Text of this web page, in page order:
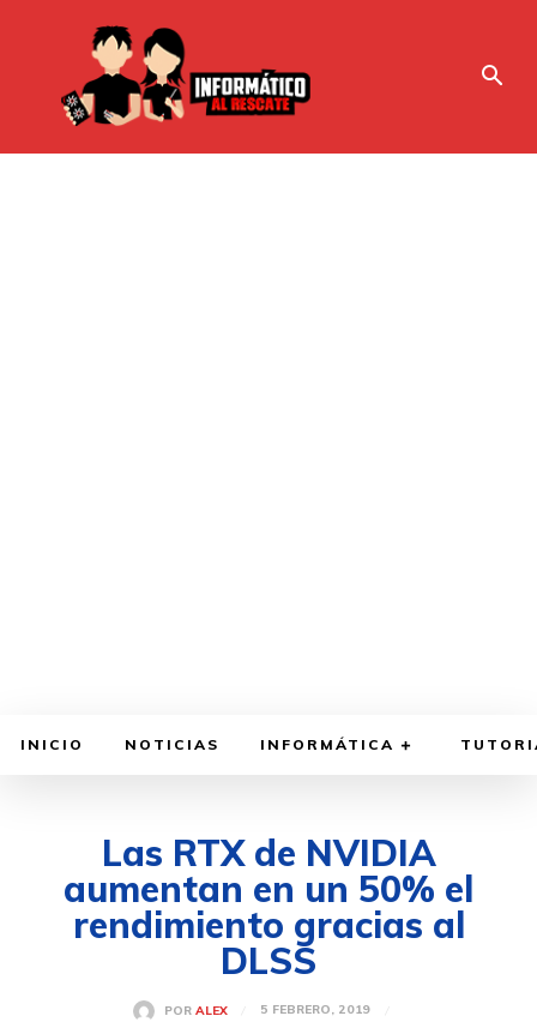
INICIO NOTICIAS INFORMÁTICA
Las RTX de NVIDIA
aumentan en un 50% el
rendimiento gracias al
DLSS
POR ALEX
5 FEBRERO, 2019